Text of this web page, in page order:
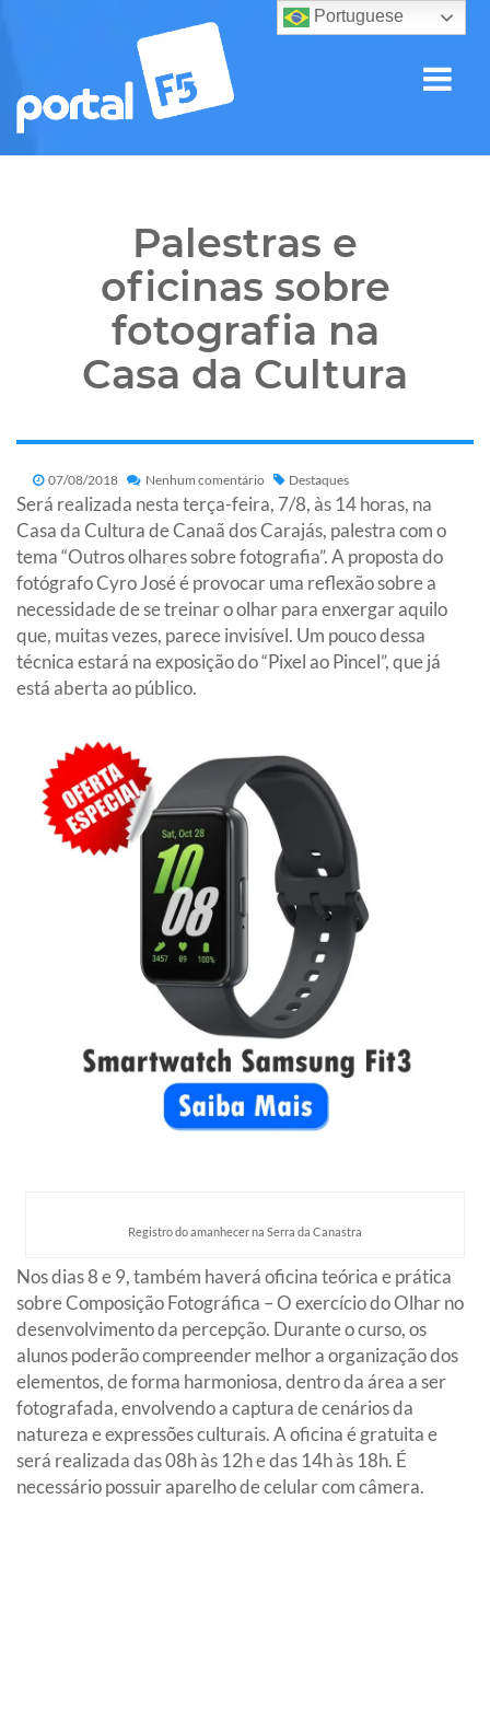
Palestras e
oficinas sobre
fotografia na
Casa da Cultura
07/08/2018 Nenhum comentário Destaques
Será realizada nesta terça-feira, 7/8, às 14 horas, na
Casa da Cultura de Canaã dos Carajás, palestra com o
tema “Outros olhares sobre fotografia”. A proposta do
fotógrafo Cyro José é provocar uma reflexão sobre a
necessidade de se treinar o olhar para enxergar aquilo
que, muitas vezes, parece invisível. Um pouco dessa
técnica estará na exposição do “Pixel ao Pincel”, que já
está aberta ao público.
Registro do amanhecer na Serra da Canastra
Nos dias 8 e 9, também haverá oficina teórica e prática
sobre Composição Fotográfica – O exercício do Olhar no
desenvolvimento da percepção. Durante o curso, os
alunos poderão compreender melhor a organização dos
elementos, de forma harmoniosa, dentro da área a ser
fotografada, envolvendo a captura de cenários da
natureza e expressões culturais. A oficina é gratuita e
será realizada das 08h às 12h e das 14h às 18h. É
necessário possuir aparelho de celular com câmera.
Portuguese